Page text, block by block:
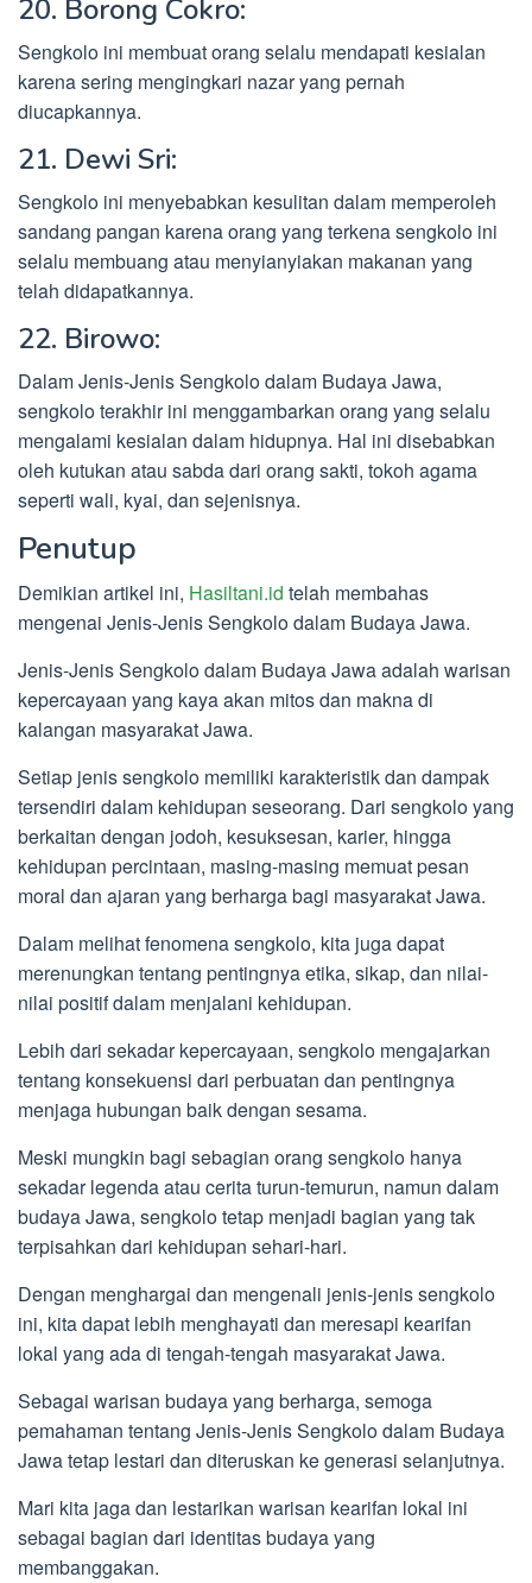
20. Borong Cokro:
Sengkolo ini membuat orang selalu mendapati kesialan
karena sering mengingkari nazar yang pernah
diucapkannya.
21. Dewi Sri:
Sengkolo ini menyebabkan kesulitan dalam memperoleh
sandang pangan karena orang yang terkena sengkolo ini
selalu membuang atau menyianyiakan makanan yang
telah didapatkannya.
22. Birowo:
Dalam Jenis-Jenis Sengkolo dalam Budaya Jawa,
sengkolo terakhir ini menggambarkan orang yang selalu
mengalami kesialan dalam hidupnya. Hal ini disebabkan
oleh kutukan atau sabda dari orang sakti, tokoh agama
seperti wali, kyai, dan sejenisnya.
Penutup
Demikian artikel ini, Hasiltani.id telah membahas
mengenai Jenis-Jenis Sengkolo dalam Budaya Jawa.
Jenis-Jenis Sengkolo dalam Budaya Jawa adalah warisan
kepercayaan yang kaya akan mitos dan makna di
kalangan masyarakat Jawa.
Setiap jenis sengkolo memiliki karakteristik dan dampak
tersendiri dalam kehidupan seseorang. Dari sengkolo yang
berkaitan dengan jodoh, kesuksesan, karier, hingga
kehidupan percintaan, masing-masing memuat pesan
moral dan ajaran yang berharga bagi masyarakat Jawa.
Dalam melihat fenomena sengkolo, kita juga dapat
merenungkan tentang pentingnya etika, sikap, dan nilai-
nilai positif dalam menjalani kehidupan.
Lebih dari sekadar kepercayaan, sengkolo mengajarkan
tentang konsekuensi dari perbuatan dan pentingnya
menjaga hubungan baik dengan sesama.
Meski mungkin bagi sebagian orang sengkolo hanya
sekadar legenda atau cerita turun-temurun, namun dalam
budaya Jawa, sengkolo tetap menjadi bagian yang tak
terpisahkan dari kehidupan sehari-hari.
Dengan menghargai dan mengenali jenis-jenis sengkolo
ini, kita dapat lebih menghayati dan meresapi kearifan
lokal yang ada di tengah-tengah masyarakat Jawa.
Sebagai warisan budaya yang berharga, semoga
pemahaman tentang Jenis-Jenis Sengkolo dalam Budaya
Jawa tetap lestari dan diteruskan ke generasi selanjutnya.
Mari kita jaga dan lestarikan warisan kearifan lokal ini
sebagai bagian dari identitas budaya yang
membanggakan.